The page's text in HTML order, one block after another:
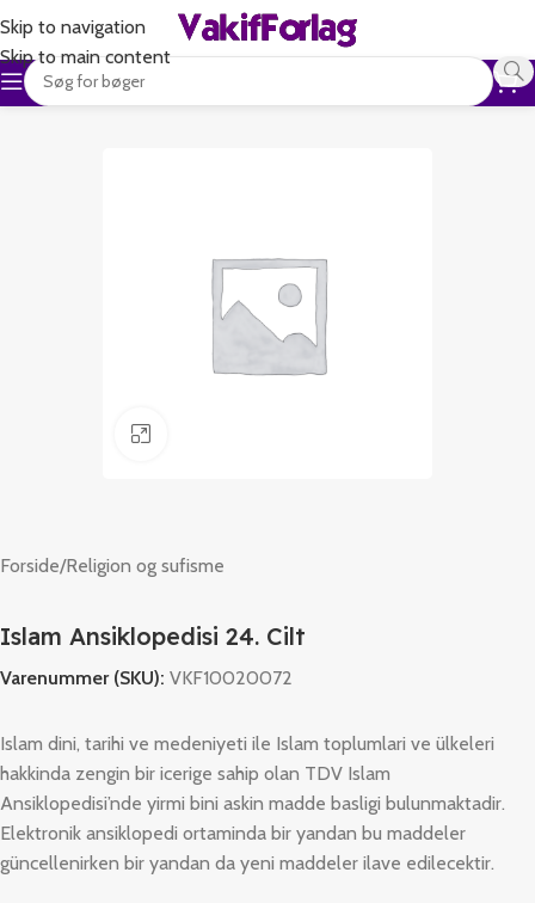
Skip to navigation
Skip to main content
Forside/Religion og sufisme
Islam Ansiklopedisi 24. Cilt
Varenummer (SKU): VKF10020072
Islam dini, tarihi ve medeniyeti ile Islam toplumlari ve ülkeleri
hakkinda zengin bir icerige sahip olan TDV Islam
Ansiklopedisi’nde yirmi bini askin madde basligi bulunmaktadir.
Elektronik ansiklopedi ortaminda bir yandan bu maddeler
güncellenirken bir yandan da yeni maddeler ilave edilecektir.